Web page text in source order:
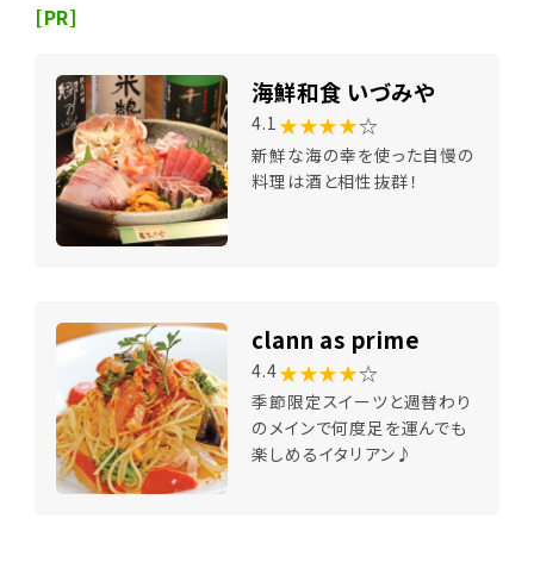
[PR]
海鮮和食 いづみや
4.1 ★★★★☆
新鮮な海の幸を使った自慢の
料理は酒と相性抜群！
clann as prime
4.4★★★★☆
季節限定スイーツと週替わり
のメインで何度足を運んでも
楽しめるイタリアン♪